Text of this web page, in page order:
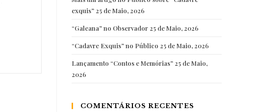
exquis” 25 de Maio, 2026
“Galeana” no Observador 25 de Maio, 2026
“Cadavre Exquis” no Público 25 de Maio, 2026
Lançamento “Contos e Memórias” 25 de Maio,
2026
COMENTÁRIOS RECENTES